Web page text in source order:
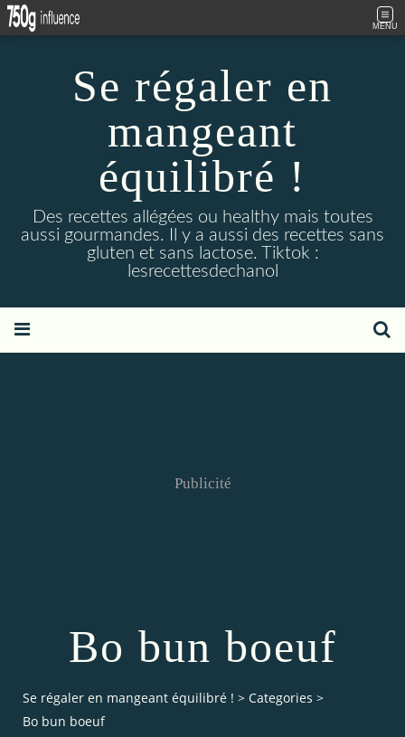
MENU
Se régaler en
mangeant
équilibré !
Des recettes allégées ou healthy mais toutes
aussi gourmandes. Il y a aussi des recettes sans
gluten et sans lactose. Tiktok :
lesrecettesdechanol
Publicité
Bo bun boeuf
Se régaler en mangeant équilibré ! > Categories >
Bo bun boeuf